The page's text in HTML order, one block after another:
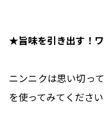
★旨味を引き出す！
ニンニクは思い切っ
を使ってみてください